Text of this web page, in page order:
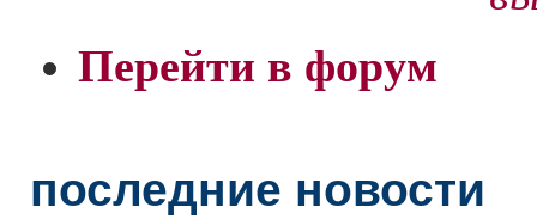
Перейти в форум
последние новости